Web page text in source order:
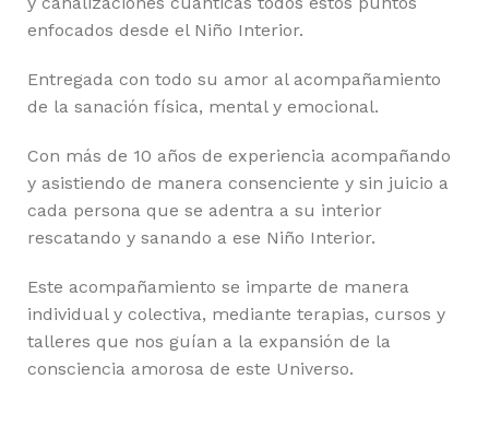
enfocados desde el Niño Interior.
Entregada con todo su amor al acompañamiento
de la sanación física, mental y emocional.
Con más de 10 años de experiencia acompañando
y asistiendo de manera consenciente y sin juicio a
cada persona que se adentra a su interior
rescatando y sanando a ese Niño Interior.
Este acompañamiento se imparte de manera
individual y colectiva, mediante terapias, cursos y
talleres que nos guían a la expansión de la
consciencia amorosa de este Universo.